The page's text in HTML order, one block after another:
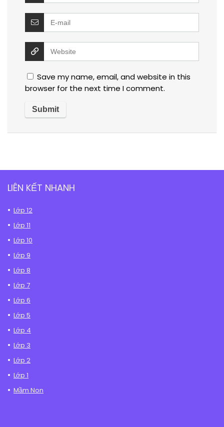
Save my name, email, and website in this
browser for the next time I comment.
LIÊN KẾT NHANH
Lớp 12
Lớp 11
Lớp 10
Lớp 9
Lớp 8
Lớp 7
Lớp 6
Lớp 5
Lớp 4
Lớp 3
Lớp 2
Lớp 1
Mầm Non